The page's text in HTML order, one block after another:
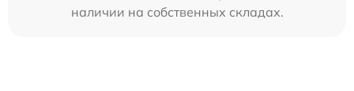
наличии на собственных складах.